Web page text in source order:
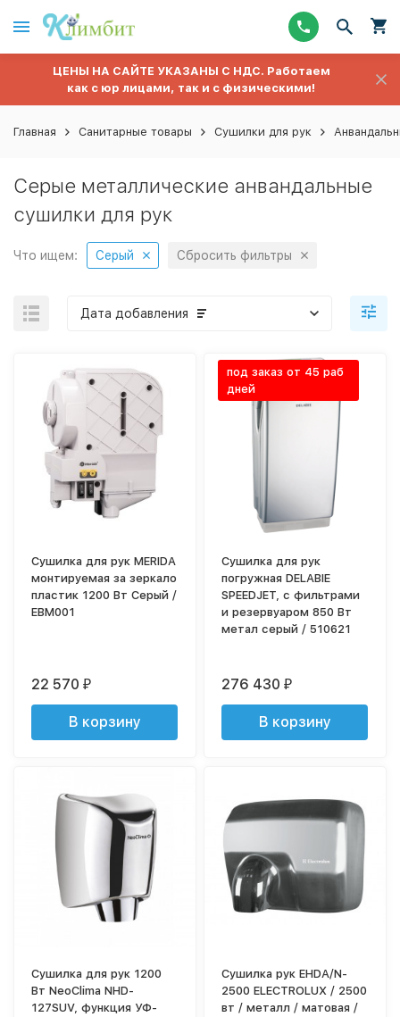
ЦЕНЫ НА САЙТЕ УКАЗАНЫ С НДС. Работаем
как с юр лицами, так и с физическими!
Главная Санитарные товары Сушилки для рук
Серые металлические анвандальные
сушилки для рук
Что ищем: Серый Сбросить фильтры
Дата добавления
Сушилка для рук MERIDA
монтируемая за зеркало
пластик 1200 Вт Серый /
EBM001
22 570₽
В корзину
под заказ от 45 раб
дней
Сушилка для рук
погружная DELABIE
SPEEDJET, с фильтрами
и резервуаром 850 Вт
метал серый / 510621
276 430₽
В корзину
Сушилка для рук 1200
Вт NeoClima NHD-
127SUV, функция УФ-
Сушилка рук EHDA/N-
2500 ELECTROLUX / 2500
вт / металл / матовая /